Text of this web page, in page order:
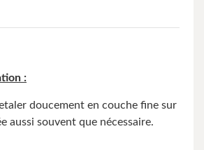
:
doucement en couche fine sur
aussi souvent que nécessaire.